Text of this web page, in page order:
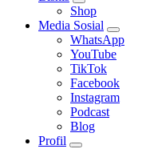
Shop
Media Sosial
WhatsApp
YouTube
TikTok
Facebook
Instagram
Podcast
Blog
Profil